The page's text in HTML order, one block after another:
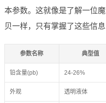
本参数。这就像是了解一位
贝一样，只有掌握了这些信
参数名称 典型值
铅含量(pb) 24-26%
外观 透明液体